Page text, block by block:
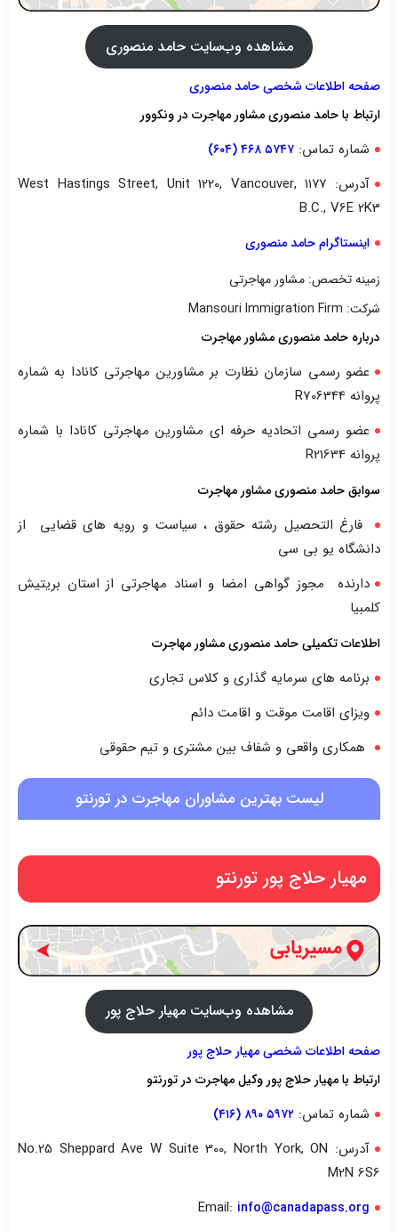
مشاهده وب‌سایت حامد منصوری
صفحه اطلاعات شخصی حامد منصوری
ارتباط با حامد منصوری مشاور مهاجرت در ونکوور
شماره تماس:۵۷۴۷ ۴۶۸ (۶۰۴)
آدرس: ۱۱۷۷ West Hastings Street, Unit 1220, Vancouver,
B.C., V6E 2K3
اینستاگرام حامد منصوری
زمینه تخصص: مشاور مهاجرتی
شرکت: Mansouri Immigration Firm
درباره حامد منصوری مشاور مهاجرت
عضو رسمی سازمان نظارت بر مشاورین مهاجرتی کانادا به شماره
پروانه R706344
عضو رسمی اتحادیه حرفه ای مشاورین مهاجرتی کانادا با شماره
پروانه R21634
سوابق حامد منصوری مشاور مهاجرت
فارغ التحصیل رشته حقوق ، سیاست و رویه های قضایی از
دانشگاه یو بی سی
دارنده مجوز گواهی امضا و اسناد مهاجرتی از استان بریتیش
کلمبیا
اطلاعات تکمیلی حامد منصوری مشاور مهاجرت
برنامه های سرمایه گذاری و کلاس تجاری
ویزای اقامت موقت و اقامت دائم
همکاری واقعی و شفاف بین مشتری و تیم حقوقی
لیست بهترین مشاوران مهاجرت در تورنتو
مهیار حلاج پور تورنتو
مشاهده وب‌سایت مهیار حلاج پور
صفحه اطلاعات شخصی مهیار حلاج پور
ارتباط با مهیار حلاج پور وکیل مهاجرت در تورنتو
شماره تماس:۵۹۷۲ ۸۹۰ (۴۱۶)
آدرس: No.25 Sheppard Ave W Suite 300, North York, ON
M2N 6S6
Email:info@canadapass.org